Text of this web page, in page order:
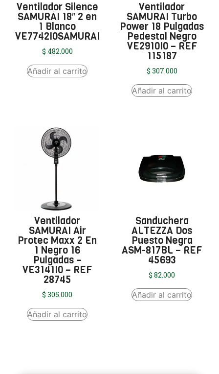
Ventilador Silence
SAMURAI 18″ 2 en
1 Blanco
VE7742I0SAMURAI
$ 482.000
Añadir al carrito
Ventilador
SAMURAI Turbo
Power 18 Pulgadas
Pedestal Negro
VE2910I0 – REF
115187
$ 307.000
Añadir al carrito
Ventilador
SAMURAI Air
Protec Maxx 2 En
1 Negro 16
Pulgadas –
VE3141I0 – REF
28745
$ 305.000
Añadir al carrito
Sanduchera
ALTEZZA Dos
Puesto Negra
ASM-817BL – REF
45693
$ 82.000
Añadir al carrito